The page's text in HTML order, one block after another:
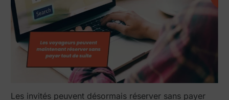
Les invités peuvent désormais réserver sans payer